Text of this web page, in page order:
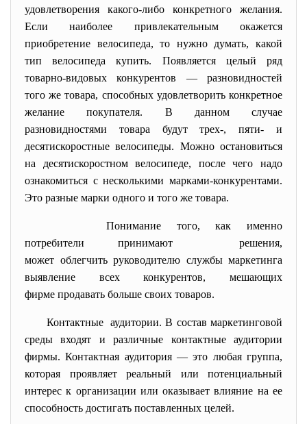
удовлетворения какого-либо конкретного желания.
Если наиболее привлекательным окажется
приобретение велосипеда, то нужно думать, какой
тип велосипеда купить. Появляется целый ряд
товарно-видовых конкурентов — разновидностей
того же товара, способных удовлетворить конкретное
желание покупателя. В данном случае
разновидностями товара будут трех-, пяти- и
десятискоростные велосипеды. Можно остановиться
на десятискоростном велосипеде, после чего надо
ознакомиться с несколькими марками-конкурентами.
Это разные марки одного и того же товара.
Понимание того, как именно
потребители принимают решения,
может облегчить руководителю службы маркетинга
выявление всех конкурентов, мешающих
фирме продавать больше своих товаров.
Контактные аудитории. В состав маркетинговой
среды входят и различные контактные аудитории
фирмы. Контактная аудитория — это любая группа,
которая проявляет реальный или потенциальный
интерес к организации или оказывает влияние на ее
способность достигать поставленных целей.